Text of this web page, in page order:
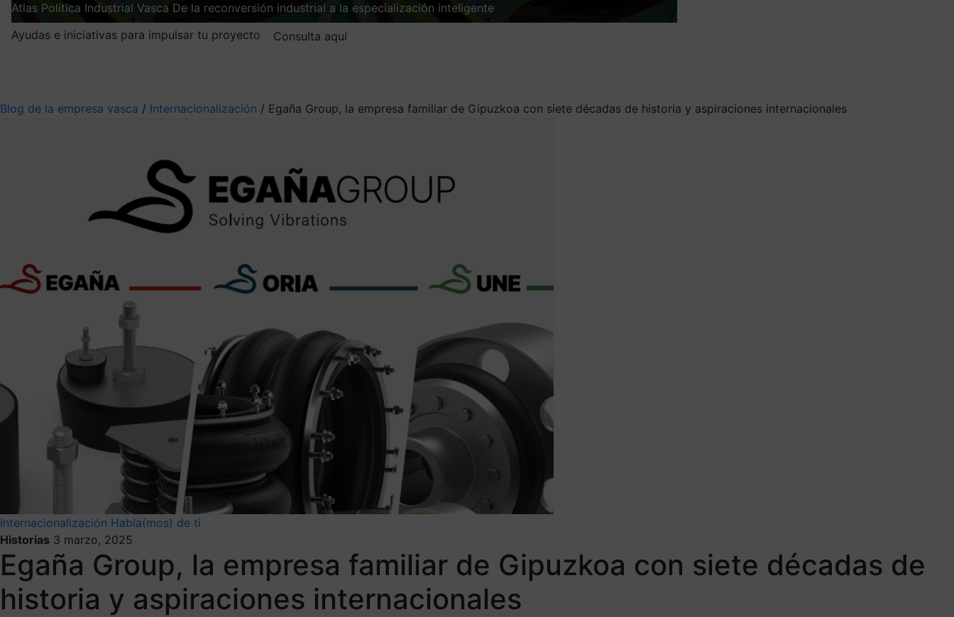
Atlas Política Industrial Vasca De la reconversión industrial a la especialización inteligente
Ayudas e iniciativas para impulsar tu proyecto
Consulta aquí
Blog de la empresa vasca / Internacionalización / Egaña Group, la empresa familiar de Gipuzkoa con siete décadas de historia y aspiraciones internacionales
Internacionalización Habla(mos) de ti
Historias 3 marzo, 2025
Egaña Group, la empresa familiar de Gipuzkoa con siete décadas de
historia y aspiraciones internacionales